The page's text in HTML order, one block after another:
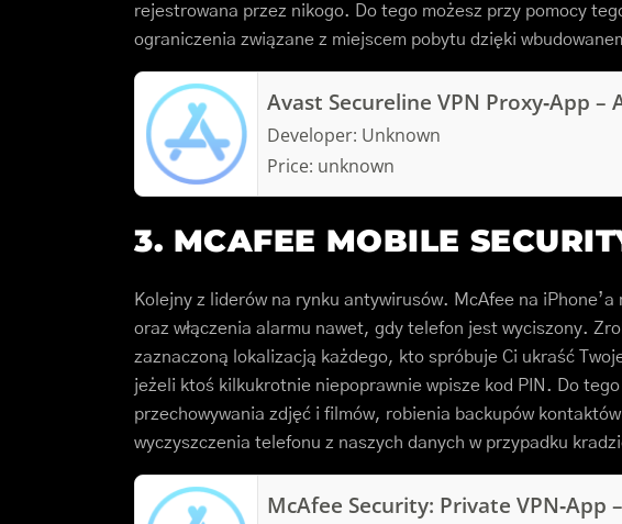
rejestrowana przez nikogo. Do tego możesz przy pomocy
ograniczenia związane z miejscem pobytu dzięki
Avast Secureline VPN Proxy‑App –
Developer: Unknown
Price: unknown
3. MCAFEE MOBILE
Kolejny z liderów na rynku antywirusów. McAfee na
oraz włączenia alarmu nawet, gdy telefon jest wyciszony.
zaznaczoną lokalizacją każdego, kto spróbuje Ci ukraść
jeżeli ktoś kilkukrotnie niepoprawnie wpisze kod PIN. Do
przechowywania zdjęć i filmów, robienia backupów
wyczyszczenia telefonu z naszych danych w przypadku
McAfee Security: Private VPN‑App